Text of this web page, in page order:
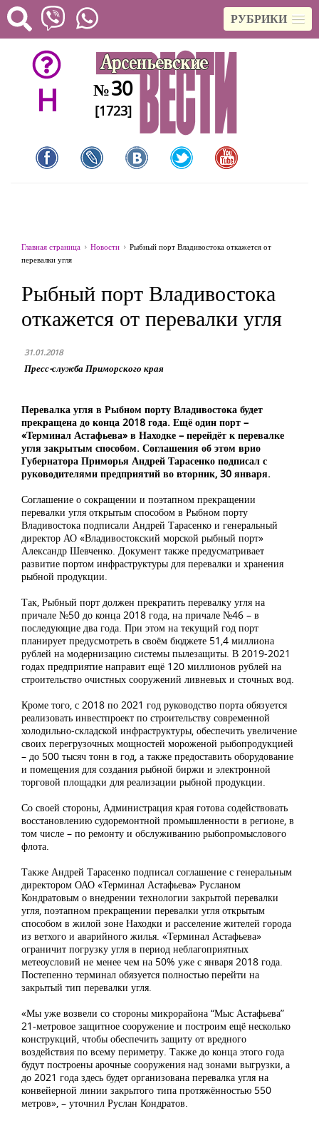
РУБРИКИ
H №30
[1723]
Главная страница Новости
Рыбный порт Владивостока откажется от
перевалки угля
Рыбный порт Владивостока
откажется от перевалки угля
31.01.2018
Пресс-служба Приморского края
Перевалка угля в Рыбном порту Владивостока будет
прекращена до конца 2018 года. Ещё один порт –
«Терминал Астафьева» в Находке – перейдёт к перевалке
угля закрытым способом. Соглашения об этом врио
Губернатора Приморья Андрей Тарасенко подписал с
руководителями предприятий во вторник, 30 января.
Соглашение о сокращении и поэтапном прекращении
перевалки угля открытым способом в Рыбном порту
Владивостока подписали Андрей Тарасенко и генеральный
директор АО «Владивостокский морской рыбный порт»
Александр Шевченко. Документ также предусматривает
развитие портом инфраструктуры для перевалки и хранения
рыбной продукции.
Так, Рыбный порт должен прекратить перевалку угля на
причале №50 до конца 2018 года, на причале №46 – в
последующие два года. При этом на текущий год порт
планирует предусмотреть в своём бюджете 51,4 миллиона
рублей на модернизацию системы пылезащиты. В 2019-2021
годах предприятие направит ещё 120 миллионов рублей на
строительство очистных сооружений ливневых и сточных вод.
Кроме того, с 2018 по 2021 год руководство порта обязуется
реализовать инвестпроект по строительству современной
холодильно-складской инфраструктуры, обеспечить увеличение
своих перегрузочных мощностей мороженой рыбопродукцией
– до 500 тысяч тонн в год, а также предоставить оборудование
и помещения для создания рыбной биржи и электронной
торговой площадки для реализации рыбной продукции.
Со своей стороны, Администрация края готова содействовать
восстановлению судоремонтной промышленности в регионе, в
том числе – по ремонту и обслуживанию рыбопромыслового
флота.
Также Андрей Тарасенко подписал соглашение с генеральным
директором ОАО «Терминал Астафьева» Русланом
Кондратовым о внедрении технологии закрытой перевалки
угля, поэтапном прекращении перевалки угля открытым
способом в жилой зоне Находки и расселение жителей города
из ветхого и аварийного жилья. «Терминал Астафьева»
ограничит погрузку угля в период неблагоприятных
метеоусловий не менее чем на 50% уже с января 2018 года.
Постепенно терминал обязуется полностью перейти на
закрытый тип перевалки угля.
«Мы уже возвели со стороны микрорайона “Мыс Астафьева”
21-метровое защитное сооружение и построим ещё несколько
конструкций, чтобы обеспечить защиту от вредного
воздействия по всему периметру. Также до конца этого года
будут построены арочные сооружения над зонами выгрузки, а
до 2021 года здесь будет организована перевалка угля на
конвейерной линии закрытого типа протяжённостью 550
метров», – уточнил Руслан Кондратов.